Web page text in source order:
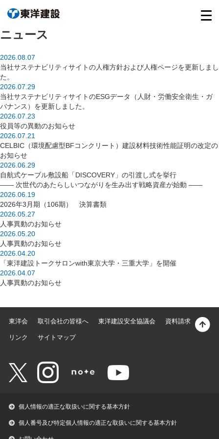
ニュース
2026.08.07
当社サステナビリティサイトの人権方針および人権ページを更新しまし
た。
2026.07.29
当社サステナビリティサイトのESGデータ（人財・労働安全衛生・ガ
バナンス）を更新しました。
2026.07.23
役員等の異動のお知らせ
2026.07.21
CELBIC（環境配慮型BFコンクリート）建設材料技術性能証明の改定の
お知らせ
2026.06.29
自航式ケーブル敷設船「DISCOVERY」の引渡し式を挙行
―― 次世代のあたらしいつながりを生み出す戦略資産が始動 ――
2026.06.19
2026年3月期（106期） 決算書類
2026.05.27
人事異動のお知らせ
2026.05.20
人事異動のお知らせ
2026.04.20
「東洋建設トークサロンwith東京大学・三重大学」を開催
2026.04.07
人事異動のお知らせ
東洋会 取引会社の皆様へ 東洋建設安全協議会 資料請求
リンク サイトマップ
個人情報の適正な取扱いに関する基本方針
個人番号及び特定個人情報の適正な取扱いに関する基本方針